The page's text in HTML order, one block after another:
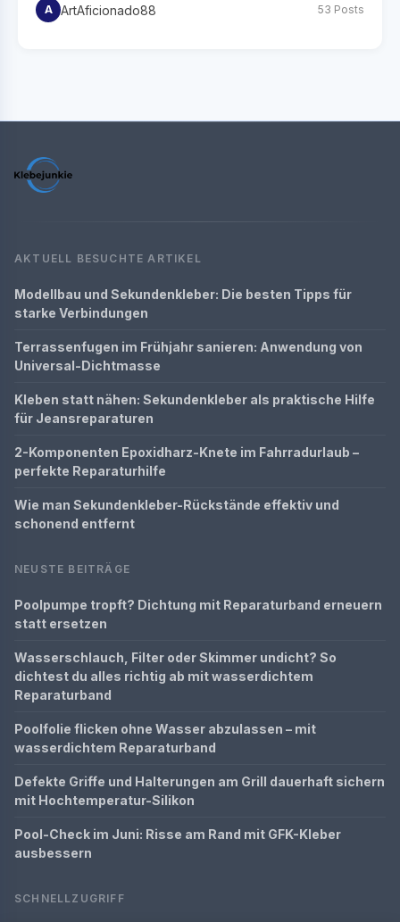
A ArtAficionado88 53 Posts
AKTUELL BESUCHTE ARTIKEL
Modellbau und Sekundenkleber: Die besten Tipps für
starke Verbindungen
Terrassenfugen im Frühjahr sanieren: Anwendung von
Universal-Dichtmasse
Kleben statt nähen: Sekundenkleber als praktische Hilfe
für Jeansreparaturen
2-Komponenten Epoxidharz-Knete im Fahrradurlaub –
perfekte Reparaturhilfe
Wie man Sekundenkleber-Rückstände effektiv und
schonend entfernt
NEUSTE BEITRÄGE
Poolpumpe tropft? Dichtung mit Reparaturband erneuern
statt ersetzen
Wasserschlauch, Filter oder Skimmer undicht? So
dichtest du alles richtig ab mit wasserdichtem
Reparaturband
Poolfolie flicken ohne Wasser abzulassen – mit
wasserdichtem Reparaturband
Defekte Griffe und Halterungen am Grill dauerhaft sichern
mit Hochtemperatur-Silikon
Pool-Check im Juni: Risse am Rand mit GFK-Kleber
ausbessern
SCHNELLZUGRIFF